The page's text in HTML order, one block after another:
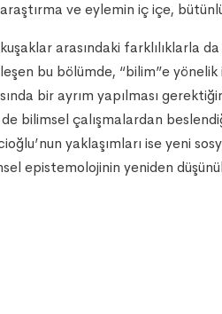
ve eylemin iç içe,
arasındaki farklılıklarla
bu bölümde, “bilim”e
bir ayrım yapılması
bilimsel çalışmalardan
yaklaşımları ise yeni
epistemolojinin yeniden